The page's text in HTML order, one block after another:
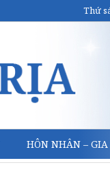
Thứ
HÔN NHÂN –